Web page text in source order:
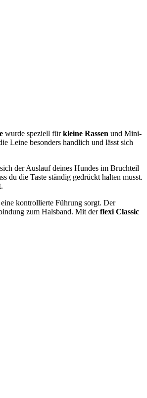
wurde speziell fürkleine Rassen und Mini-
Leine besonders handlich und lässt sich
der Auslauf deines Hundes im Bruchteil
du die Taste ständig gedrückt halten musst.
kontrollierte Führung sorgt. Der
zum Halsband. Mit derflexi Classic